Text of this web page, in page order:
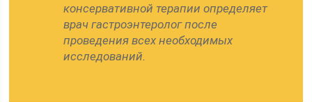
консервативной терапии определяет
врач гастроэнтеролог после
проведения всех необходимых
исследований.